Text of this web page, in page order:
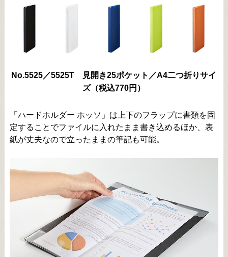
No.5525／5525T 見開き25ポケット／A4二つ折りサイ
ズ（税込770円）
「ハードホルダー ホッソ」は上下のフラップに書類を固
定することでファイルに入れたまま書き込めるほか、表
紙が丈夫なので立ったままの筆記も可能。